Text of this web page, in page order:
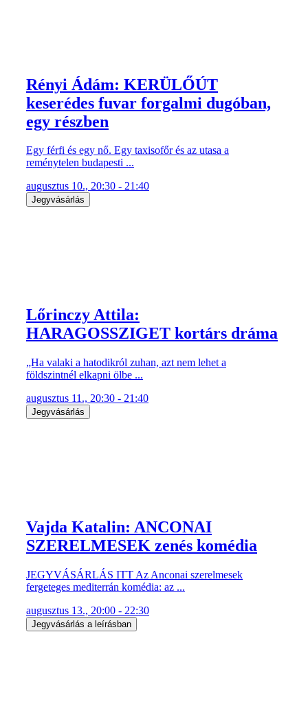
Rényi Ádám: KERÜLŐÚT
keserédes fuvar forgalmi dugóban,
egy részben
Egy férfi és egy nő. Egy taxisofőr és az utasa a
reménytelen budapesti ...
augusztus 10., 20:30 - 21:40
Jegyvásárlás
Lőrinczy Attila:
HARAGOSSZIGET kortárs dráma
„Ha valaki a hatodikról zuhan, azt nem lehet a
földszintnél elkapni ölbe ...
augusztus 11., 20:30 - 21:40
Jegyvásárlás
Vajda Katalin: ANCONAI
SZERELMESEK zenés komédia
JEGYVÁSÁRLÁS ITT Az Anconai szerelmesek
fergeteges mediterrán komédia: az ...
augusztus 13., 20:00 - 22:30
Jegyvásárlás a leírásban